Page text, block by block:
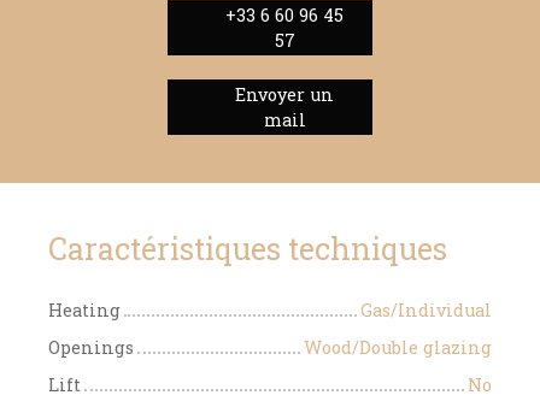
+33 6 60 96 45
57
Envoyer un
mail
Caractéristiques techniques
Heating
Gas/Individual
Openings
Wood/Double glazing
Lift
No